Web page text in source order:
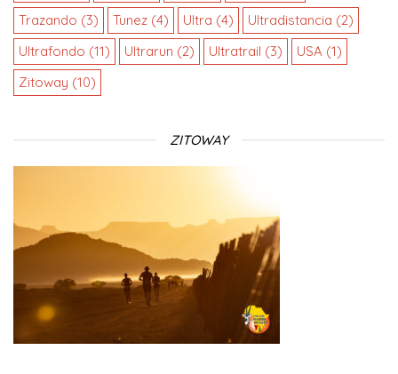
Trazando (3) Tunez (4) Ultra (4) Ultradistancia (2)
Ultrafondo (11) Ultrarun (2) Ultratrail (3) USA (1)
Zitoway (10)
ZITOWAY